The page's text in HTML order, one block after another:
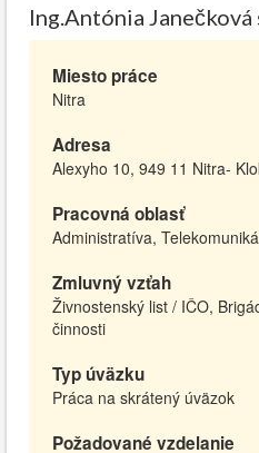
Ing.Antónia Janečková
Miesto práce
Nitra
Adresa
Alexyho 10, 949 11 Nitra-
Pracovná oblasť
Administratíva,
Zmluvný vzťah
Živnostenský list / IČO,
činnosti
Typ úväzku
Práca na skrátený úväzok
Požadované vzdelanie